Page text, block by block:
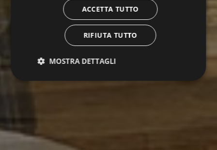
ACCETTA TUTTO
RIFIUTA TUTTO
MOSTRA DETTAGLI